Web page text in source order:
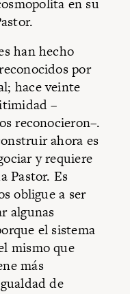
han hecho
por
hace veinte
–
reconocieron–.
ahora es
y requiere
Pastor. Es
obligue a ser
algunas
el sistema
mismo que
más
de